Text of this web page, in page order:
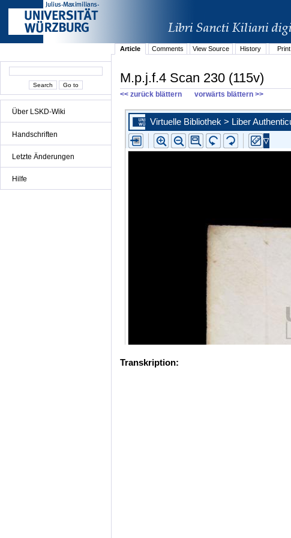
Über LSKD-Wiki
Handschriften
Letzte Änderungen
Hilfe
Article
Comments View Source History Print
M.p.j.f.4 Scan 230 (115v)
<< zurück blättern vorwärts blättern >>
Transkription: